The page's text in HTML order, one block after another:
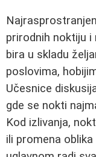
prirodnih noktiju i
bira u skladu
poslovima,
Učesnice
gde se nokti
Kod izlivanja,
ili promena